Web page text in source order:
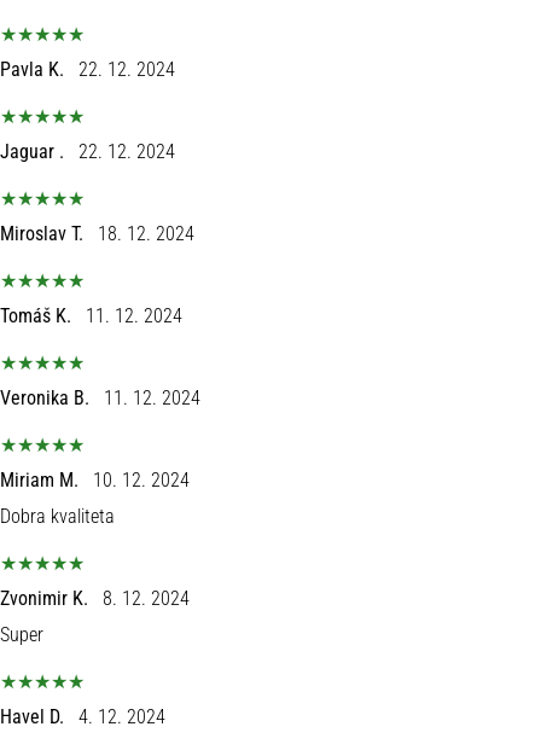
Pavla K. 22. 12. 2024
Jaguar . 22. 12. 2024
Miroslav T. 18. 12. 2024
Tomáš K. 11. 12. 2024
Veronika B. 11. 12. 2024
Miriam M.
10. 12. 2024
Dobra kvaliteta
Zvonimir K.
8. 12. 2024
Super
Havel D. 4. 12. 2024